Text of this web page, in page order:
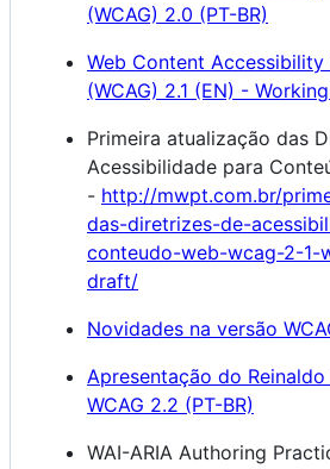
(WCAG) 2.0 (PT-BR)
Web Content Accessibility
(WCAG) 2.1 (EN) -
Primeira atualização das
Acessibilidade para
- http://mwpt.com.br/
das-diretrizes-de-
conteudo-web-wcag-2-1-
draft/
Novidades na versão
Apresentação do
WCAG 2.2 (PT-BR)
WAI-ARIA Authoring